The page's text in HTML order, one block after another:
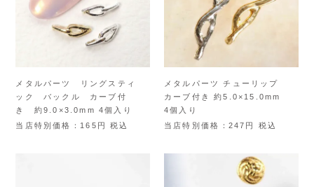
メタルパーツ リングスティ
ック バックル カーブ付
き 約9.0×3.0mm 4個入り
当店特別価格
165 税込
メタルパーツ チューリップ
カーブ付き 約5.0×15.0mm
4個入り
当店特別価格
247 税込